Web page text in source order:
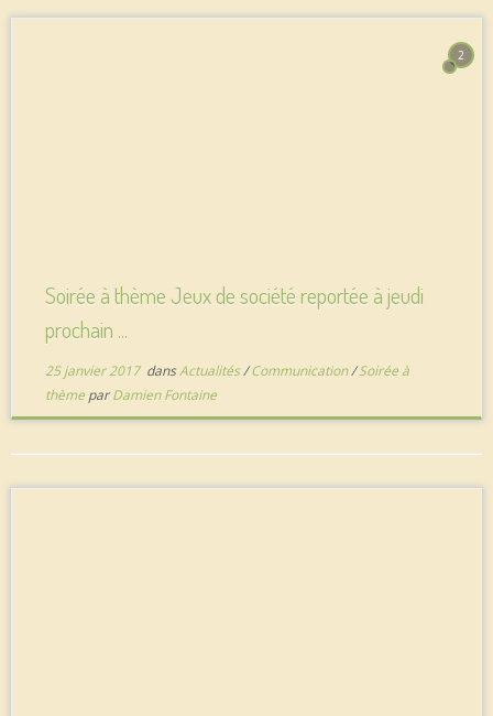
2
Soirée à thème Jeux de société reportée à jeudi
prochain ...
25 janvier 2017dansActualités/Communication/Soirée à
thème parDamien Fontaine